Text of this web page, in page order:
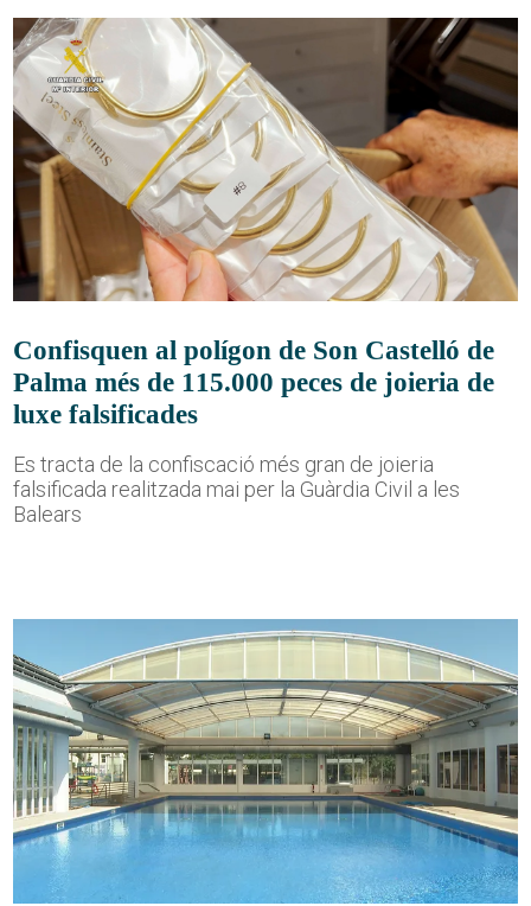
Confisquen al polígon de Son Castelló de
Palma més de 115.000 peces de joieria de
luxe falsificades
Es tracta de la confiscació més gran de joieria
falsificada realitzada mai per la Guàrdia Civil a les
Balears